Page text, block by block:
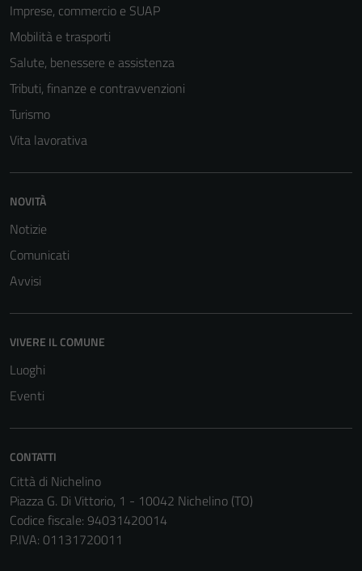
Imprese, commercio e SUAP
Mobilità e trasporti
Salute, benessere e assistenza
Tributi, finanze e contravvenzioni
Turismo
Vita lavorativa
NOVITÀ
Notizie
Comunicati
Avvisi
VIVERE IL COMUNE
Luoghi
Eventi
CONTATTI
Città di Nichelino
Piazza G. Di Vittorio, 1 - 10042 Nichelino (TO)
Codice fiscale: 94031420014
P.IVA: 01131720011